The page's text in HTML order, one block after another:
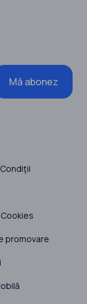
Mă abonez
promovare